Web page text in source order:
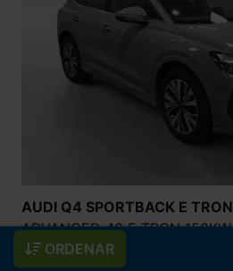
ORDENAR
AUDI Q4 SPORTBACK E TRON
15.843 km